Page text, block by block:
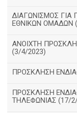
ΔΙΑΓΩΝΙΣΜΟΣ ΓΙΑ
ΕΘΝΙΚΩΝ ΟΜΑΔΩΝ
ΑΝΟΙΧΤΗ
(3/4/2023)
ΠΡΟΣΚΛΗΣΗ
ΠΡΟΣΚΛΗΣΗ
ΤΗΛΕΦΩΝΙΑΣ (17/